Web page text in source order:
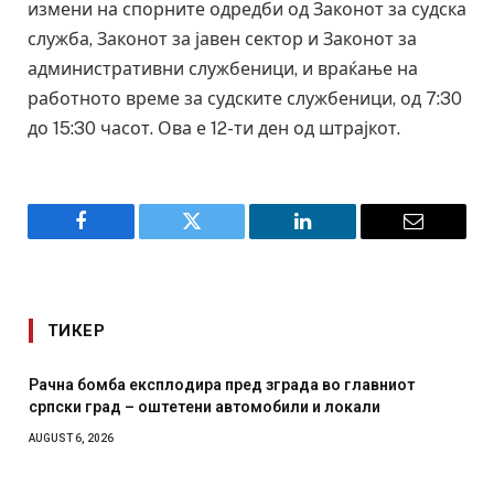
измени на спорните одредби од Законот за судска
служба, Законот за јавен сектор и Законот за
административни службеници, и враќање на
работното време за судските службеници, од 7:30
до 15:30 часот. Ова е 12-ти ден од штрајкот.
Facebook Twitter LinkedIn Email
ТИКЕР
Рачна бомба експлодира пред зграда во главниот
српски град – оштетени автомобили и локали
AUGUST 6, 2026